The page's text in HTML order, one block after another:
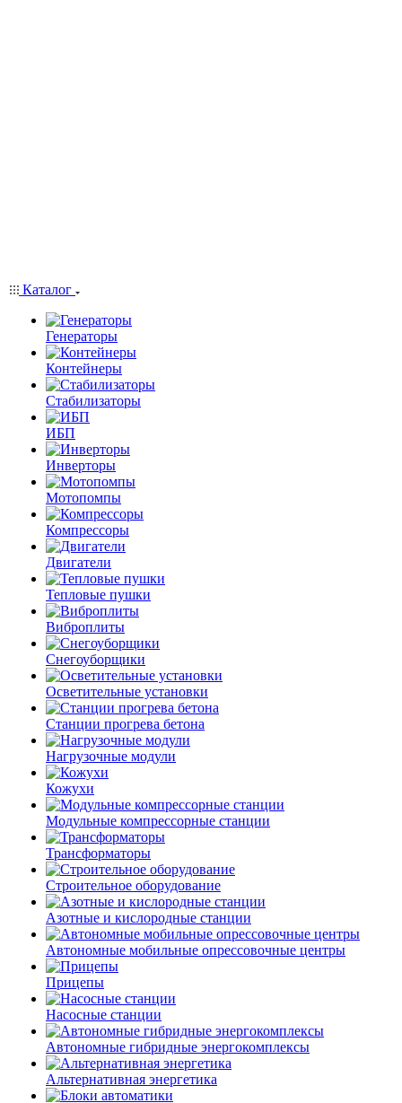
Каталог
Генераторы
Контейнеры
Стабилизаторы
ИБП
Инверторы
Мотопомпы
Компрессоры
Двигатели
Тепловые пушки
Виброплиты
Снегоуборщики
Осветительные установки
Станции прогрева бетона
Нагрузочные модули
Кожухи
Модульные компрессорные станции
Трансформаторы
Строительное оборудование
Азотные и кислородные станции
Автономные мобильные опрессовочные центры
Прицепы
Насосные станции
Автономные гибридные энергокомплексы
Альтернативная энергетика